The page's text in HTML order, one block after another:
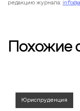
редакцию журнала:
Похожие
Юриспруденция